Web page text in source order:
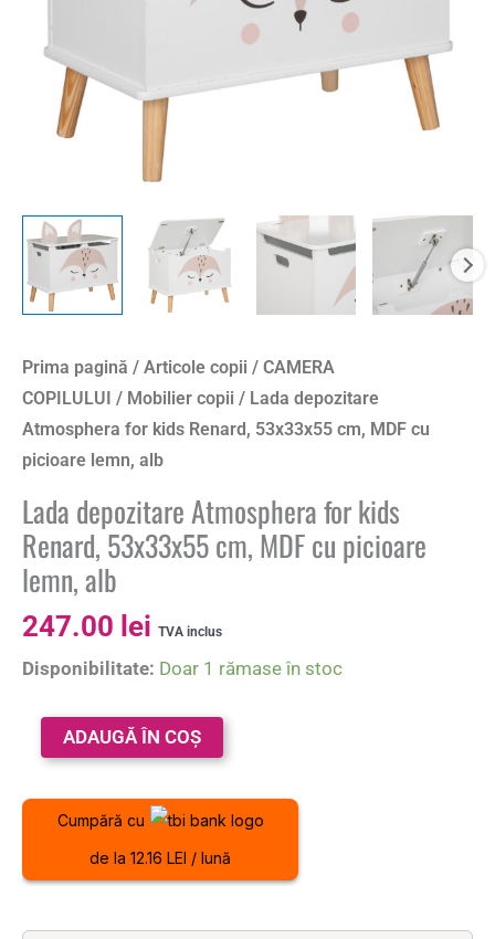
Prima pagină / Articole copii / CAMERA
COPILULUI / Mobilier copii / Lada depozitare
Atmosphera for kids Renard, 53x33x55 cm, MDF cu
picioare lemn, alb
Lada depozitare Atmosphera for kids
Renard, 53x33x55 cm, MDF cu picioare
lemn, alb
247.00 lei TVA inclus
Disponibilitate: Doar 1 rămase în stoc
picioare
lemn,
ADAUGĂ ÎN COȘ
Cumpără cu
de la 12.16 LEI / lună